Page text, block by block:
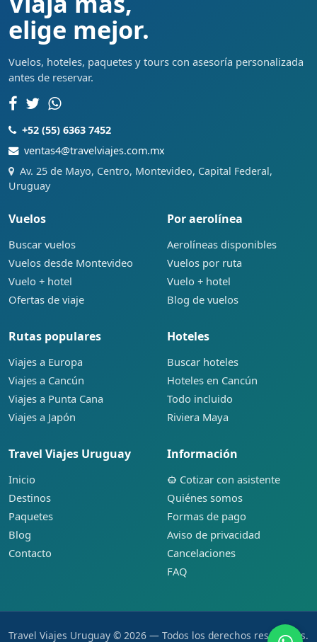
elige mejor.
Vuelos, hoteles, paquetes y tours con asesoría personalizada
antes de reservar.
+52 (55) 6363 7452
ventas4@travelviajes.com.mx
Av. 25 de Mayo, Centro, Montevideo, Capital Federal,
Uruguay
Vuelos
Buscar vuelos
Vuelos desde Montevideo
Vuelo + hotel
Ofertas de viaje
Por aerolínea
Aerolíneas disponibles
Vuelos por ruta
Vuelo + hotel
Blog de vuelos
Rutas populares
Viajes a Europa
Viajes a Cancún
Viajes a Punta Cana
Viajes a Japón
Hoteles
Buscar hoteles
Hoteles en Cancún
Todo incluido
Riviera Maya
Travel Viajes Uruguay
Inicio
Destinos
Paquetes
Blog
Contacto
Información
Cotizar con asistente
Quiénes somos
Formas de pago
Aviso de privacidad
Cancelaciones
FAQ
Travel Viajes Uruguay © 2026 — Todos los derechos reservados.